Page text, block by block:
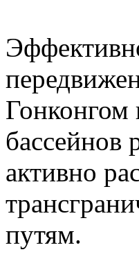
Гонконгом
бассейнов
активно
путям.